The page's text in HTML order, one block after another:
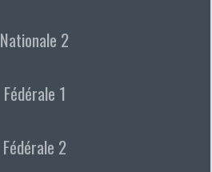
Nationale 2
Fédérale 1
Fédérale 2